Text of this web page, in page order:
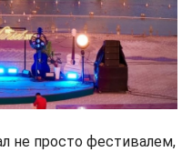
не просто фестивалем,